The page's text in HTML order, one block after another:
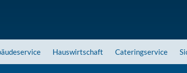
Hauswirtschaft Cateringservice